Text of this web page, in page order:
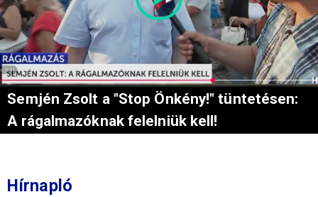
Semjén Zsolt a "Stop Önkény!" tüntetésen:
A rágalmazóknak felelniük kell!
Hírnapló